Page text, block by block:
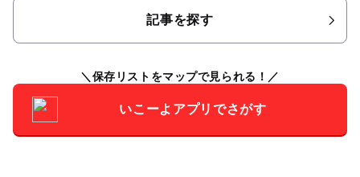
記事を探す
保存リストをマップで見られる！
いこーよアプリでさがす